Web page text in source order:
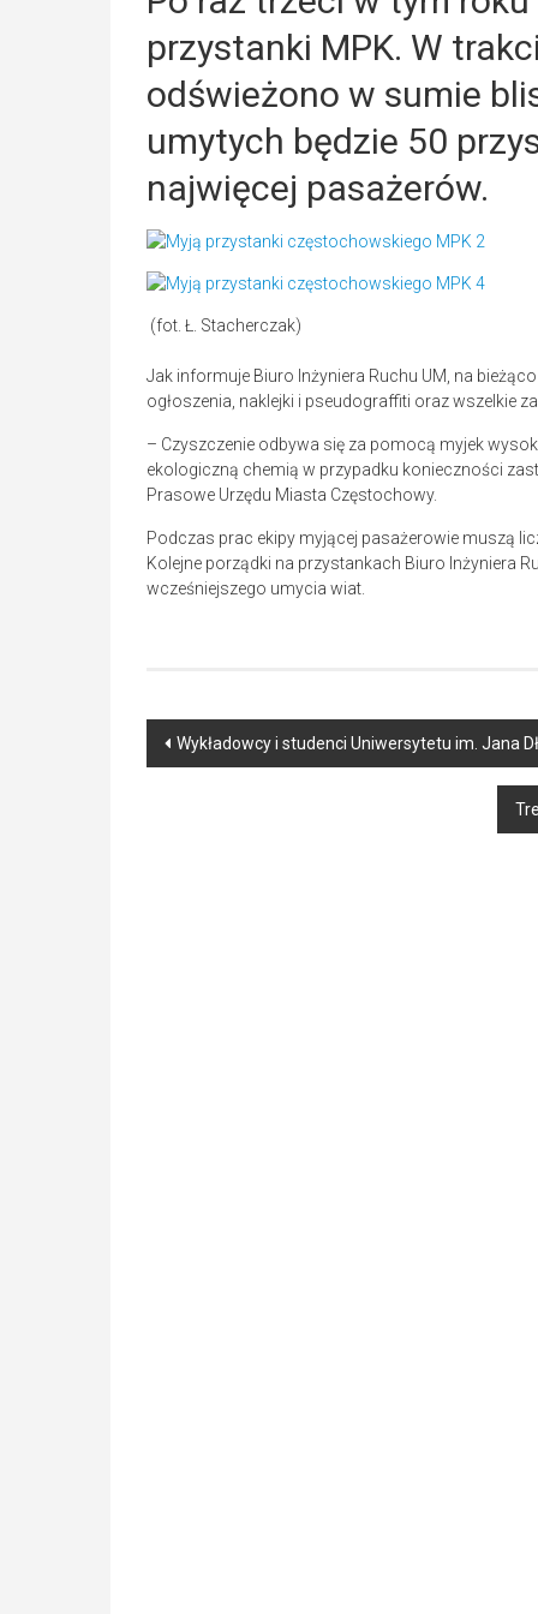
przystanki MPK. W
odświeżono w sumie
umytych będzie 50
najwięcej pasażerów.
(fot. Ł. Stacherczak)
Jak informuje Biuro Inżyniera Ruchu UM, na
ogłoszenia, naklejki i pseudograffiti oraz wszelkie
– Czyszczenie odbywa się za pomocą myjek
ekologiczną chemią w przypadku konieczności
Prasowe Urzędu Miasta Częstochowy.
Podczas prac ekipy myjącej pasażerowie muszą
Kolejne porządki na przystankach Biuro Inżyniera
wcześniejszego umycia wiat.
Post
Wykładowcy i studenci Uniwersytetu im. Jana